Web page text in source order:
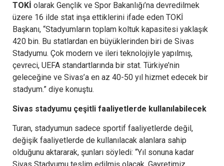
TOKİ olarak Gençlik ve Spor Bakanlığı’na devredilmek
üzere 16 ilde stat inşa ettiklerini ifade eden TOKİ
Başkanı, “Stadyumların toplam koltuk kapasitesi yaklaşık
420 bin. Bu statlardan en büyüklerinden biri de Sivas
Stadyumu. Çok modern ve ileri teknolojiyle yapılmış,
çevreci, UEFA standartlarında bir stat. Türkiye’nin
geleceğine ve Sivas’a en az 40-50 yıl hizmet edecek bir
stadyum.” diye konuştu.
Sivas stadyumu çeşitli faaliyetlerde kullanılabilecek
Turan, stadyumun sadece sportif faaliyetlerde değil,
değişik faaliyetlerde de kullanılacak alanlara sahip
olduğunu aktararak, şunları söyledi: “Yıl sonuna kadar